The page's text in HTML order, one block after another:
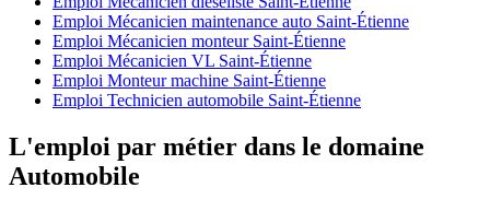
Emploi Mécanicien maintenance auto Saint-Étienne
Emploi Mécanicien monteur Saint-Étienne
Emploi Mécanicien VL Saint-Étienne
Emploi Monteur machine Saint-Étienne
Emploi Technicien automobile Saint-Étienne
L'emploi par métier dans le domaine
Automobile